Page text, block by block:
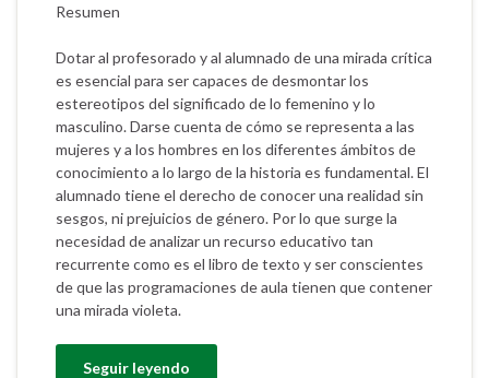
Resumen
Dotar al profesorado y al alumnado de una mirada crítica
es esencial para ser capaces de desmontar los
estereotipos del significado de lo femenino y lo
masculino. Darse cuenta de cómo se representa a las
mujeres y a los hombres en los diferentes ámbitos de
conocimiento a lo largo de la historia es fundamental. El
alumnado tiene el derecho de conocer una realidad sin
sesgos, ni prejuicios de género. Por lo que surge la
necesidad de analizar un recurso educativo tan
recurrente como es el libro de texto y ser conscientes
de que las programaciones de aula tienen que contener
una mirada violeta.
Seguir leyendo